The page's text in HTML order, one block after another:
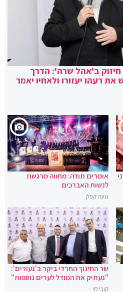
חיזוק ב'אהל שרה': הדרך
רעהו יעזורו ולאחיו יאמר
אומרים תודה: מחווה מרגשת
לנשות האברכים
נועה קפלן
שר החינוך החרדי ביקר ב'נעורים':
"נעתיק את המודל לערים נוספות"
קובי לוי